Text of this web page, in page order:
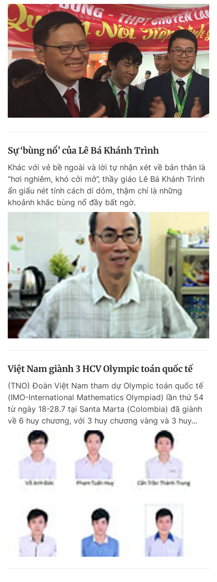
Sự ‘bùng nổ’ của Lê Bá Khánh Trình
Khác với vẻ bề ngoài và lời tự nhận xét về bản thân là
“hơi nghiêm, khó cởi mở”, thầy giáo Lê Bá Khánh Trình
ẩn giấu nét tính cách dí dỏm, thậm chí là những
khoảnh khắc bùng nổ đầy bất ngờ.
Việt Nam giành 3 HCV Olympic toán quốc tế
(TNO) Đoàn Việt Nam tham dự Olympic toán quốc tế
(IMO-International Mathematics Olympiad) lần thứ 54
từ ngày 18-28.7 tại Santa Marta (Colombia) đã giành
về 6 huy chương, với 3 huy chương vàng và 3 huy...